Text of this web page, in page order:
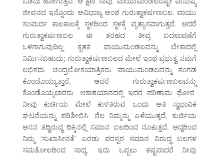
ಜೀವನದ ಇನ್ನೊಂದು ಅವಿಭಾಜ್ಯ ಅಂಶ ಗುರುತ್ವಾಕರ್ಷಣಬಲ. ವಾಯು
ಸಂಮರ್ದ ಕಾಲಕಾಲಕ್ಕೆ ಸ್ಥಳದಿಂದ ಸ್ಥಳಕ್ಕೆ ವ್ಯತ್ಯಾಸವಾಗುತ್ತದೆ. ಆದರೆ
ಗುರುತ್ವಾಕರ್ಷಣಬಲ ಈ ತರಹದ ತೀವ್ರ ಬದಲಾವಣೆಗೆ
ಒಳಗಾಗುವುದಿಲ್ಲ. ಕೃತಕ ವಾಯುಮಂಡಲವನ್ನು ಬೇಕಾದಲ್ಲಿ
ನಿರ್ಮಿಸಬಹುದು; ಗುರುತ್ವಾಕರ್ಷಣಬಲದ ಮೇಲೆ ಇಂಥ ಪ್ರಭುತ್ವ ನಮಗೆ
ಲಭಿಸದು. ಚಂದ್ರಲೋಕಯಾತ್ರಿಕರು ವಾಯುಮಂಡಲವನ್ನು ಸಂಗಡ
ಕೊಂಡೊಯ್ಯುತ್ತಾರೆ, ಆದರೆ ಗುರುತ್ವಾಕರ್ಷಣಬಲವನ್ನು
ಕೊಂಡೊಯ್ಯಲಾರರು. ಆಕಾಶಯಾನದಲ್ಲಿ ಇದರ ಪರಿಣಾಮ ಘೋರ.
ನೀವು ಕುರ್ಚಿಯ ಮೇಲೆ ಕುಳಿತಿರುವ ಒಂದು ಅತಿ ಸ್ವಾಭಾವಿಕ
ಘಟನೆಯನ್ನು ಪರಿಶೀಲಿಸಿ. ನೆಲ ನಿಮ್ಮನ್ನು ಎಳೆಯುತ್ತದೆ, ಕುರ್ಚಿಯ
ಆಸನ ತದ್ವಿರುದ್ಧ ದಿಕ್ಕಿನಲ್ಲಿ ಸಮಾನ ಬಲದಿಂದ ನೂಕುತ್ತದೆ. ಆದ್ದರಿಂದ
ನಿಮ್ಮ ‘ಸುಖಾಸೀನತೆ’ ಎರಡು ಪರಸ್ಪರ ಸಮಾನ ವಿರುದ್ಧ ಬಲಗಳ
ಸಮತೋಲದಿಂದ ಸಾಧ್ಯ. ಇದು ಒಪ್ಪಲು ಕಷ್ಟವಾದರೆ ನೀವು